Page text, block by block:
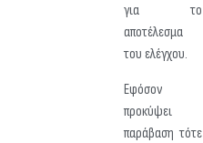
για το
αποτέλεσμα
του ελέγχου.
Εφόσον
προκύψει
παράβαση τότε